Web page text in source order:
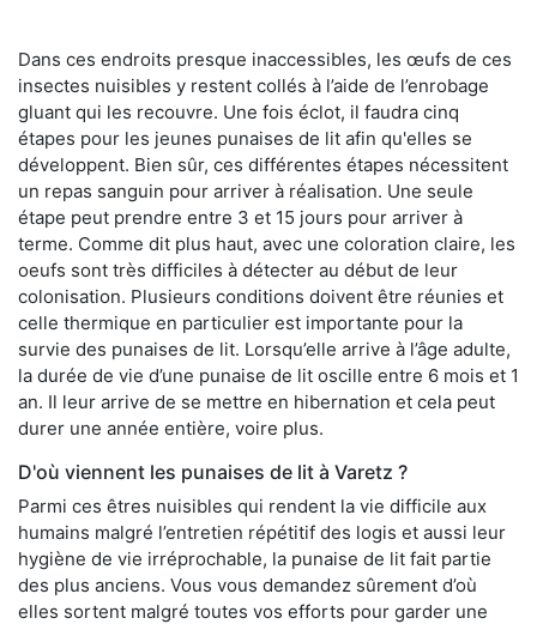
Dans ces endroits presque inaccessibles, les œufs de ces
insectes nuisibles y restent collés à l’aide de l’enrobage
gluant qui les recouvre. Une fois éclot, il faudra cinq
étapes pour les jeunes punaises de lit afin qu'elles se
développent. Bien sûr, ces différentes étapes nécessitent
un repas sanguin pour arriver à réalisation. Une seule
étape peut prendre entre 3 et 15 jours pour arriver à
terme. Comme dit plus haut, avec une coloration claire, les
oeufs sont très difficiles à détecter au début de leur
colonisation. Plusieurs conditions doivent être réunies et
celle thermique en particulier est importante pour la
survie des punaises de lit. Lorsqu’elle arrive à l’âge adulte,
la durée de vie d’une punaise de lit oscille entre 6 mois et 1
an. Il leur arrive de se mettre en hibernation et cela peut
durer une année entière, voire plus.
D'où viennent les punaises de lit à Varetz ?
Parmi ces êtres nuisibles qui rendent la vie difficile aux
humains malgré l’entretien répétitif des logis et aussi leur
hygiène de vie irréprochable, la punaise de lit fait partie
des plus anciens. Vous vous demandez sûrement d’où
elles sortent malgré toutes vos efforts pour garder une